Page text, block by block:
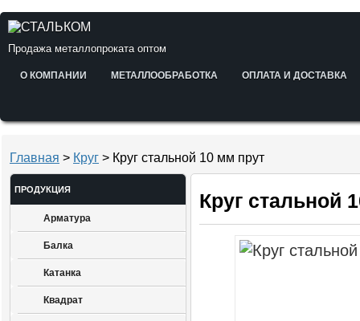
Продажа металлопроката оптом
О КОМПАНИИ МЕТАЛЛООБРАБОТКА ОПЛАТА И ДОСТАВКА
Главная > Круг > Круг стальной 10 мм прут
ПРОДУКЦИЯ
Арматура
Балка
Катанка
Квадрат
Круг стальной